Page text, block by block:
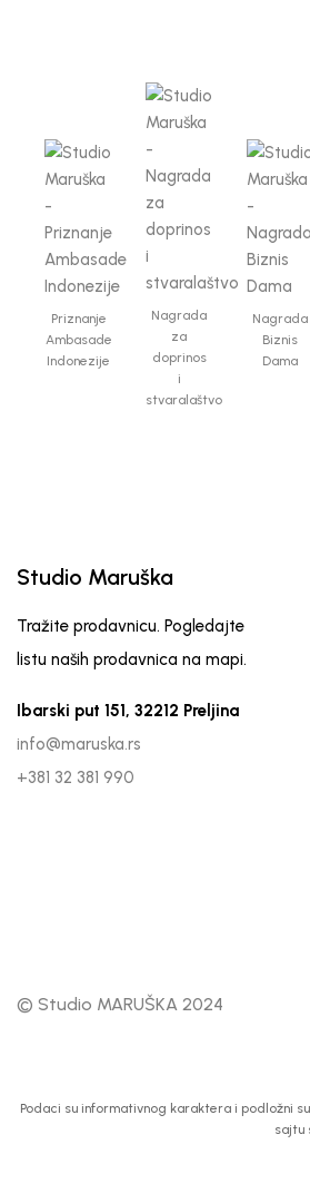
Priznanje
Ambasade
Indonezije
Nagrada
za
doprinos
i
stvaralaštvo
Nagrada
Biznis
Dama
Studio Maruška
Tražite prodavnicu. Pogledajte
listu naših prodavnica na mapi.
Ibarski put 151, 32212 Preljina
info@maruska.rs
+381 32 381 990
© Studio MARUŠKA 2024
Podaci su informativnog karaktera i podložni
sajtu